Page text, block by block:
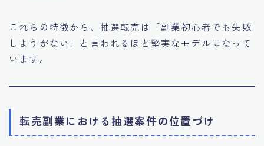
これらの特徴から、抽選転売は「副業初心者でも失敗
しようがない」と言われるほど堅実なモデルになって
います。
転売副業における抽選案件の位置づけ